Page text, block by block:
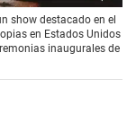
show destacado en el
en Estados Unidos
inaugurales de